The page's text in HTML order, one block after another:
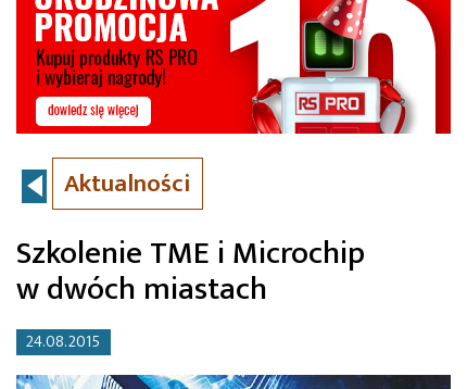
Aktualności
Szkolenie TME i Microchip
w dwóch miastach
24.08.2015